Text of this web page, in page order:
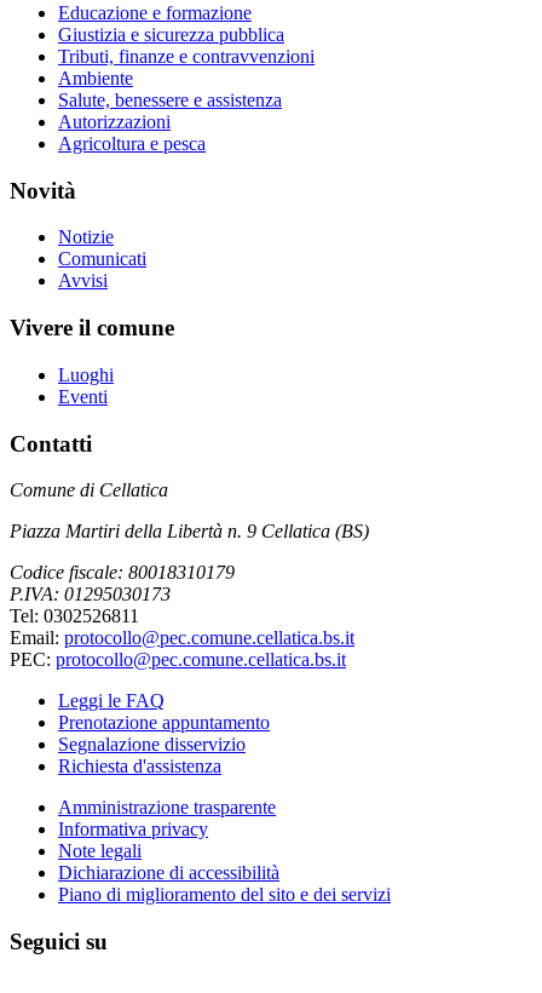
Educazione e formazione
Giustizia e sicurezza pubblica
Tributi, finanze e contravvenzioni
Ambiente
Salute, benessere e assistenza
Autorizzazioni
Agricoltura e pesca
Novità
Notizie
Comunicati
Avvisi
Vivere il comune
Luoghi
Eventi
Contatti
Comune di Cellatica
Piazza Martiri della Libertà n. 9 Cellatica (BS)
Codice fiscale: 80018310179
P.IVA: 01295030173
Tel: 0302526811
Email: protocollo@pec.comune.cellatica.bs.it
PEC: protocollo@pec.comune.cellatica.bs.it
Leggi le FAQ
Prenotazione appuntamento
Segnalazione disservizio
Richiesta d'assistenza
Amministrazione trasparente
Informativa privacy
Note legali
Dichiarazione di accessibilità
Piano di miglioramento del sito e dei servizi
Seguici su